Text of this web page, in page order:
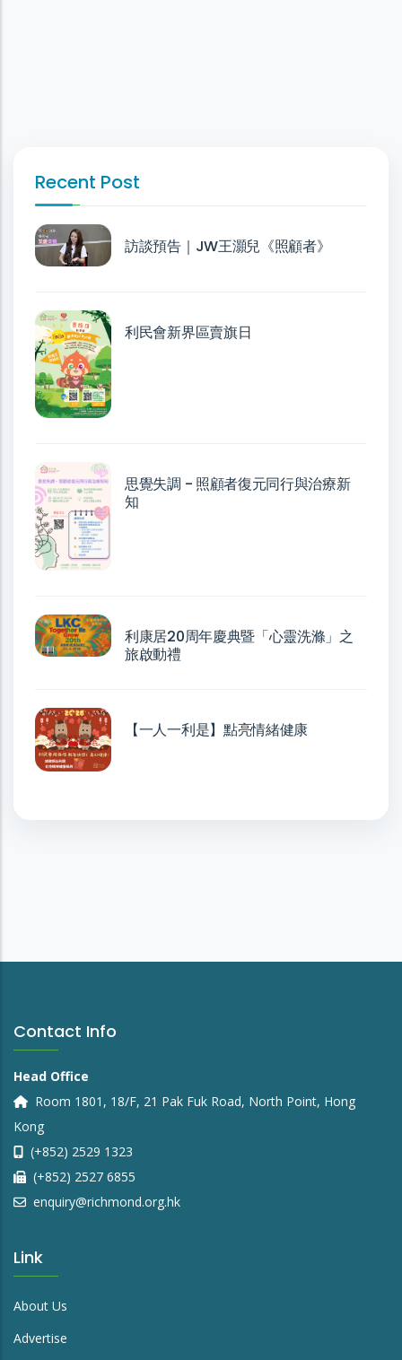
Recent Post
訪談預告｜JW王灝兒《照顧者》
利民會新界區賣旗日
思覺失調 - 照顧者復元同行與治療新
知
利康居20周年慶典暨「心靈洗滌」之
旅啟動禮
【一人一利是】點亮情緒健康
Contact Info
Head Office
Room 1801, 18/F, 21 Pak Fuk Road, North Point, Hong
Kong
(+852) 2529 1323
(+852) 2527 6855
enquiry@richmond.org.hk
Link
About Us
Advertise